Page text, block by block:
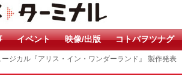
イベント 映像/出版 コトバヲツナグ
ージカル『アリス・イン・ワンダーランド』 製作発表